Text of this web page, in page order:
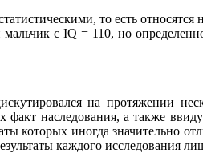
то есть
с IQ = 110, но
на протяжении
наследования, а также
которых иногда значительно
каждого исследования